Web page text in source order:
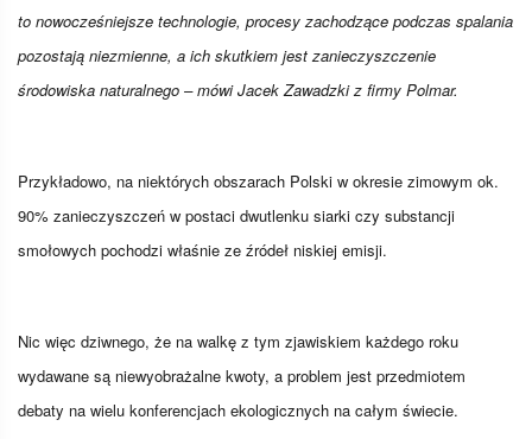
to nowocześniejsze technologie, procesy zachodzące podczas spalania
pozostają niezmienne, a ich skutkiem jest zanieczyszczenie
środowiska naturalnego – mówi Jacek Zawadzki z firmy Polmar.
Przykładowo, na niektórych obszarach Polski w okresie zimowym ok.
90% zanieczyszczeń w postaci dwutlenku siarki czy substancji
smołowych pochodzi właśnie ze źródeł niskiej emisji.
Nic więc dziwnego, że na walkę z tym zjawiskiem każdego roku
wydawane są niewyobrażalne kwoty, a problem jest przedmiotem
debaty na wielu konferencjach ekologicznych na całym świecie.